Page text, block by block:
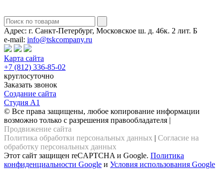
Адрес: г. Санкт-Петербург, Московское ш. д. 46к. 2 лит. Б
e-mail: info@tskcompany.ru
Карта сайта
+7 (812) 336-85-02
круглосуточно
Заказать звонок
Создание сайта
Студия А1
© Все права защищены, любое копирование информации
возможно только с разрешения правообладателя |
Продвижение сайта
Политика обработки персональных данных | Согласие на
обработку персональных данных
Этот сайт защищен reCAPTCHA и Google. Политика
конфиденциальности Google и Условия использования Google